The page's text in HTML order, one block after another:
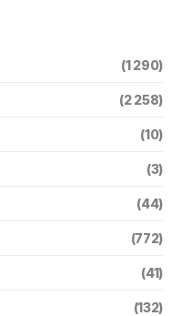
(1 290)
(2 258)
(10)
(3)
(44)
(772)
(41)
(132)